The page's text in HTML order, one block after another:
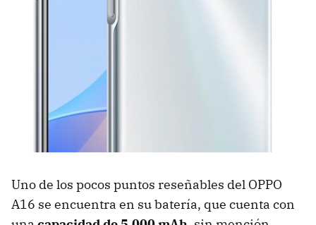
Uno de los pocos puntos reseñables del OPPO
A16 se encuentra en su batería, que cuenta con